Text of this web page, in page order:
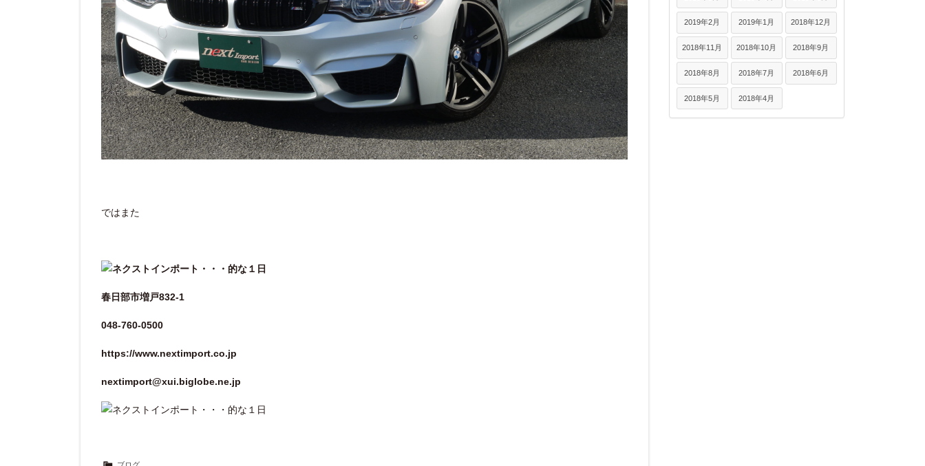
ではまた
春日部市増戸832-1
048-760-0500
https://www.nextimport.co.jp
nextimport@xui.biglobe.ne.jp
ブログ
2019年2月 2019年1月 2018年12月
2018年11月 2018年10月 2018年9月
2018年8月 2018年7月 2018年6月
2018年5月 2018年4月